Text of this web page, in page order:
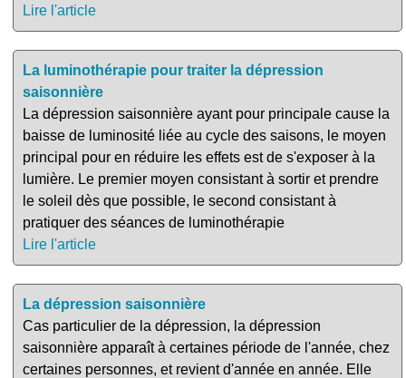
Lire l'article
La luminothérapie pour traiter la dépression
saisonnière
La dépression saisonnière ayant pour principale cause la
baisse de luminosité liée au cycle des saisons, le moyen
principal pour en réduire les effets est de s'exposer à la
lumière. Le premier moyen consistant à sortir et prendre
le soleil dès que possible, le second consistant à
pratiquer des séances de luminothérapie
Lire l'article
La dépression saisonnière
Cas particulier de la dépression, la dépression
saisonnière apparaît à certaines période de l'année, chez
certaines personnes, et revient d'année en année. Elle